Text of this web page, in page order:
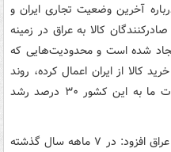
آخرین وضعیت تجاری ایران و
کالا به عراق در زمینه
شده است و محدودیت‌هایی که
کالا از ایران اعمال کرده، روند
صادرات ما به عراق مثبت بود و صادرات ما به این کشور ۳۰ درصد رشد
عضو هیأت مدیره اتاق بازرگانی ایران و عراق افزود: در ۷ ماهه سال گذشته